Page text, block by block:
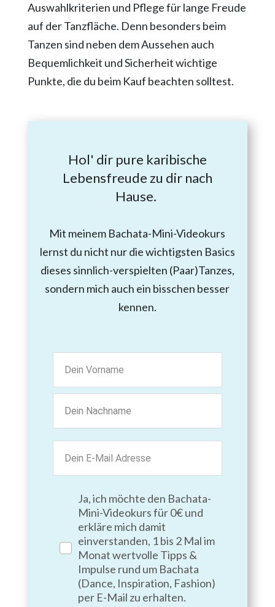
Auswahlkriterien und Pflege für lange Freude
auf der Tanzfläche. Denn besonders beim
Tanzen sind neben dem Aussehen auch
Bequemlichkeit und Sicherheit wichtige
Punkte, die du beim Kauf beachten solltest.
Hol' dir pure karibische
Lebensfreude zu dir nach
Hause.
Mit meinem Bachata-Mini-Videokurs
lernst du nicht nur die wichtigsten Basics
dieses sinnlich-verspielten (Paar)Tanzes,
sondern mich auch ein bisschen besser
kennen.
Ja, ich möchte den Bachata-
Mini-Videokurs für 0€ und
erkläre mich damit
einverstanden, 1 bis 2 Mal im
Monat wertvolle Tipps &
Impulse rund um Bachata
(Dance, Inspiration, Fashion)
per E-Mail zu erhalten.